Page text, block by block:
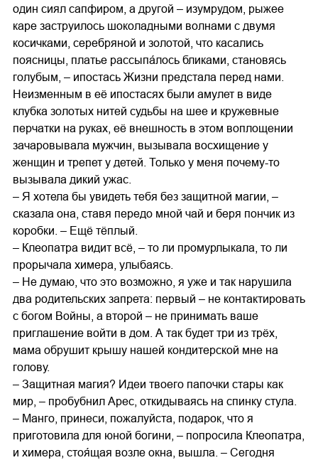
один сиял сапфиром, а другой – изумрудом, рыжее
каре заструилось шоколадными волнами с двумя
косичками, серебряной и золотой, что касались
поясницы, платье рассыпа́лось бликами, становясь
голубым, – ипостась Жизни предстала перед нами.
Неизменным в её ипостасях были амулет в виде
клубка золотых нитей судьбы на шее и кружевные
перчатки на руках, её внешность в этом воплощении
зачаровывала мужчин, вызывала восхищение у
женщин и трепет у детей. Только у меня почему-то
вызывала дикий ужас.
– Я хотела бы увидеть тебя без защитной магии, –
сказала она, ставя передо мной чай и беря пончик из
коробки. – Ещё тёплый.
– Клеопатра видит всё, – то ли промурлыкала, то ли
прорычала химера, улыбаясь.
– Не думаю, что это возможно, я уже и так нарушила
два родительских запрета: первый – не контактировать
с богом Войны, а второй – не принимать ваше
приглашение войти в дом. А так будет три из трёх,
мама обрушит крышу нашей кондитерской мне на
голову.
– Защитная магия? Идеи твоего папочки стары как
мир, – пробубнил Арес, откидываясь на спинку стула.
– Манго, принеси, пожалуйста, подарок, что я
приготовила для юной богини, – попросила Клеопатра,
и химера, стоя́щая возле окна, вышла. – Сегодня